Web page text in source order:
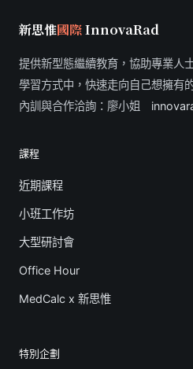
新思惟國際InnovaRad
提供新型態繼續教育，協助專業人
學習方式中，快速走向自己想擁有
內訓與合作洽詢：廖小姐
課程
近期課程
小班工作坊
大型研討會
Office Hour
MedCalc x 新思惟
特別企劃